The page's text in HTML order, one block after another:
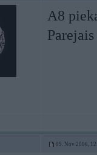
A8
09. Nov 2006,